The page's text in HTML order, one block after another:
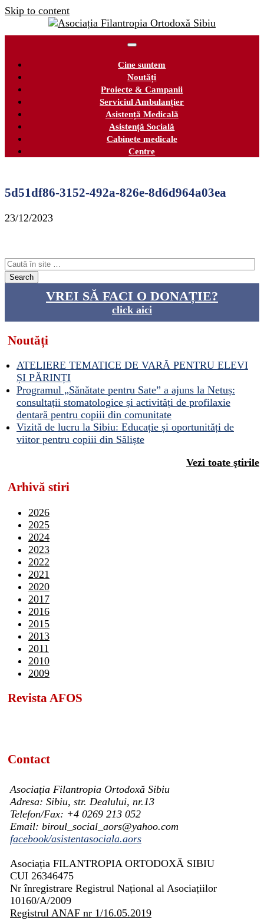
Skip to content
Cine suntem
Noutăți
Proiecte & Campanii
Serviciul Ambulanțier
Asistență Medicală
Asistență Socială
Cabinete medicale
Centre
5d51df86-3152-492a-826e-8d6d964a03ea
23/12/2023
VREI SĂ FACI O DONAȚIE?
click aici
Noutăți
ATELIERE TEMATICE DE VARĂ PENTRU ELEVI
ȘI PĂRINȚI
Programul „Sănătate pentru Sate” a ajuns la Netuș:
consultații stomatologice și activități de profilaxie
dentară pentru copiii din comunitate
Vizită de lucru la Sibiu: Educație și oportunități de
viitor pentru copiii din Săliște
Vezi toate ştirile
Arhivă stiri
2026
2025
2024
2023
2022
2021
2020
2017
2016
2015
2013
2011
2010
2009
Revista AFOS
Contact
Asociația Filantropia Ortodoxă Sibiu
Adresa: Sibiu, str. Dealului, nr.13
Telefon/Fax: +4 0269 213 052
Email: biroul_social_aors@yahoo.com
facebook/asistentasociala.aors
Asociația FILANTROPIA ORTODOXĂ SIBIU
CUI 26346475
Nr înregistrare Registrul Național al Asociațiilor
10160/A/2009
Registrul ANAF nr 1/16.05.2019